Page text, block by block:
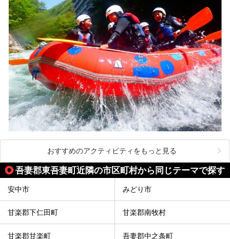
おすすめのアクティビティをもっと見る
吾妻郡東吾妻町近隣の市区町村から同じテーマで探す
安中市 みどり市
甘楽郡下仁田町 甘楽郡南牧村
甘楽郡甘楽町 吾妻郡中之条町